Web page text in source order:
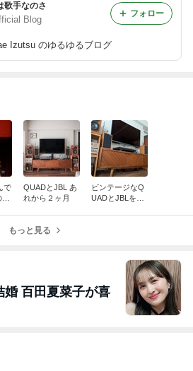
歌手なのさ
Blog
Izutsu のゆるゆるブログ
フォロー
で
QUADとJBL あ
れから２ヶ月
ビンテージなQ
UADとJBLをお
もっと見る
婚 百田夏菜子が喜